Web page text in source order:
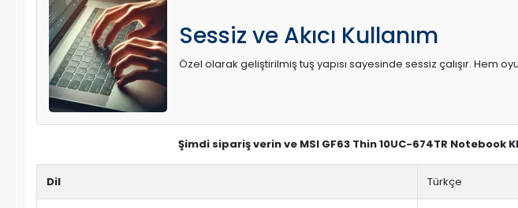
Sessiz ve Akıcı Kullanım
Özel olarak geliştirilmiş tuş yapısı sayesinde sessiz çalışır. Hem
Şimdi sipariş verin ve MSI GF63 Thin 10UC-674TR
Dil Türkçe